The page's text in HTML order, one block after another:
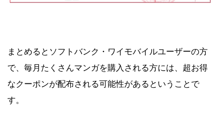
まとめるとソフトバンク・ワイモバイルユーザーの方
で、毎月たくさんマンガを購入される方には、超お得
なクーポンが配布される可能性があるということで
す。